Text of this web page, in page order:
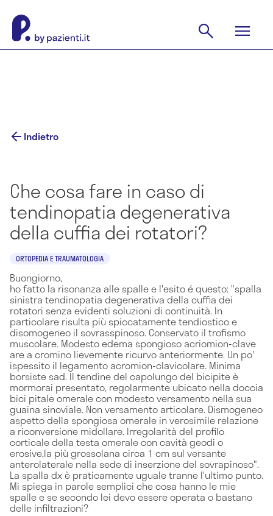
Indietro
Che cosa fare in caso di
tendinopatia degenerativa
della cuffia dei rotatori?
ORTOPEDIA E TRAUMATOLOGIA
Buongiorno,
ho fatto la risonanza alle spalle e l'esito é questo: "spalla
sinistra tendinopatia degenerativa della cuffia dei
rotatori senza evidenti soluzioni di continuità. In
particolare risulta più spiccatamente tendiostico e
disomogeneo il sovrasspinoso. Conservato il trofismo
muscolare. Modesto edema spongioso acriomion-clave
are a cromino lievemente ricurvo anteriormente. Un po'
ispessito il legamento acromion-clavicolare. Minima
borsiste sad. Il tendine del capolungo del bicipite è
mormorai presentato, regolarmente ubicato nella doccia
bici pitale omerale con modesto versamento nella sua
guaina sinoviale. Non versamento articolare. Dismogeneo
aspetto della spongiosa omerale in verosimile relazione
a riconversione midollare. Irregolarità del profilo
corticale della testa omerale con cavità geodi o
erosive,la più grossolana circa 1 cm sul versante
anterolaterale nella sede di inserzione del sovrapinoso".
La spalla dx è praticamente uguale tranne l'ultimo punto.
Mi spiega in parole semplici che cosa hanno le mie
spalle e se secondo lei devo essere operata o bastano
delle infiltrazioni?